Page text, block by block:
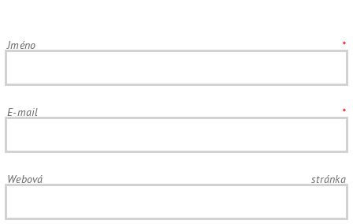
Jméno *
E-mail *
Webová stránka